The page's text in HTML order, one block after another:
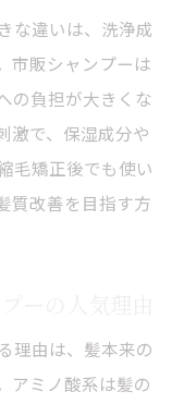
な違いは、洗浄成
市販シャンプーは
の負担が大きくな
激で、保湿成分や
毛矯正後でも使い
質改善を目指す方
理由は、髪本来の
アミノ酸系は髪の